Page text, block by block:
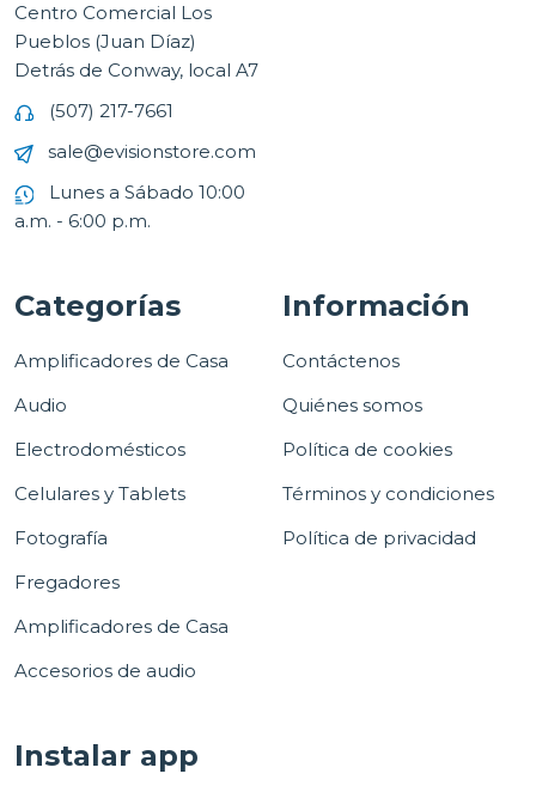
Centro Comercial Los
Pueblos (Juan Díaz)
Detrás de Conway, local A7
(507) 217-7661
sale@evisionstore.com
Lunes a Sábado 10:00
a.m. - 6:00 p.m.
Categorías
Amplificadores de Casa
Audio
Electrodomésticos
Celulares y Tablets
Fotografía
Fregadores
Amplificadores de Casa
Accesorios de audio
Información
Contáctenos
Quiénes somos
Política de cookies
Términos y condiciones
Política de privacidad
Instalar app